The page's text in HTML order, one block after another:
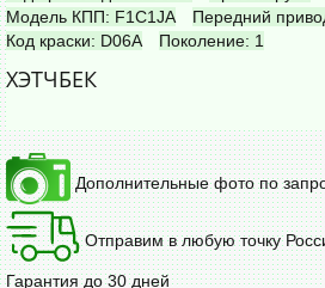
Модель КПП: F1C1JA
Передний
Код краски: D06A
Поколение: 1
ХЭТЧБЕК
Дополнительные фото по
Отправим в любую точку
Гарантия до 30 дней